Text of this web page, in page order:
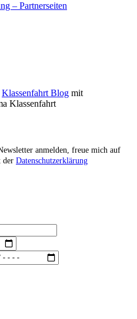
– Partnerseiten
Klassenfahrt Blog mit
Klassenfahrt
anmelden, freue mich auf
der Datenschutzerklärung